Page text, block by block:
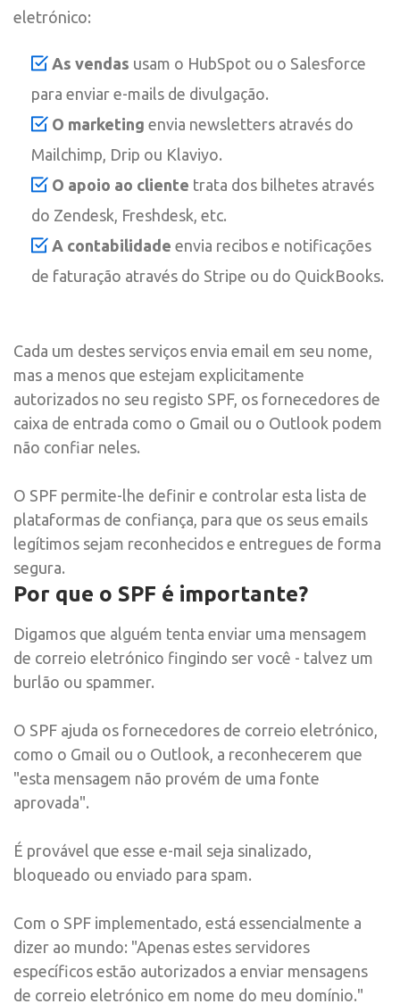
eletrónico:
As vendas usam o HubSpot ou o Salesforce
para enviar e-mails de divulgação.
O marketing envia newsletters através do
Mailchimp, Drip ou Klaviyo.
O apoio ao cliente trata dos bilhetes através
do Zendesk, Freshdesk, etc.
A contabilidade envia recibos e notificações
de faturação através do Stripe ou do QuickBooks.
Cada um destes serviços envia email em seu nome,
mas a menos que estejam explicitamente
autorizados no seu registo SPF, os fornecedores de
caixa de entrada como o Gmail ou o Outlook podem
não confiar neles.
O SPF permite-lhe definir e controlar esta lista de
plataformas de confiança, para que os seus emails
legítimos sejam reconhecidos e entregues de forma
segura.
Por que o SPF é importante?
Digamos que alguém tenta enviar uma mensagem
de correio eletrónico fingindo ser você - talvez um
burlão ou spammer.
O SPF ajuda os fornecedores de correio eletrónico,
como o Gmail ou o Outlook, a reconhecerem que
"esta mensagem não provém de uma fonte
aprovada".
É provável que esse e-mail seja sinalizado,
bloqueado ou enviado para spam.
Com o SPF implementado, está essencialmente a
dizer ao mundo: "Apenas estes servidores
específicos estão autorizados a enviar mensagens
de correio eletrónico em nome do meu domínio."